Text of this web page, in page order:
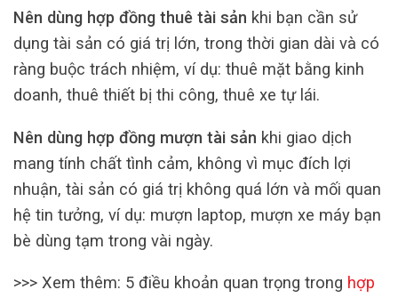
Nên dùng hợp đồng thuê tài sản khi bạn cần sử
dụng tài sản có giá trị lớn, trong thời gian dài và có
ràng buộc trách nhiệm, ví dụ: thuê mặt bằng kinh
doanh, thuê thiết bị thi công, thuê xe tự lái.
Nên dùng hợp đồng mượn tài sản khi giao dịch
mang tính chất tình cảm, không vì mục đích lợi
nhuận, tài sản có giá trị không quá lớn và mối quan
hệ tin tưởng, ví dụ: mượn laptop, mượn xe máy bạn
bè dùng tạm trong vài ngày.
>>> Xem thêm: 5 điều khoản quan trọng trong hợp